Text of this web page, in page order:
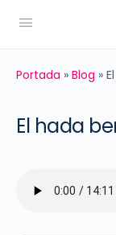
Portada » Blog »
El hada